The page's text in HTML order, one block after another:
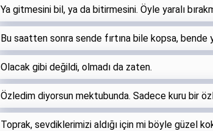
Ya gitmesini bil, ya da bitirmesini. Öyle yaralı
Bu saatten sonra sende fırtına bile kopsa, bende
Olacak gibi değildi, olmadı da zaten.
Özledim diyorsun mektubunda. Sadece kuru bir
Toprak, sevdiklerimizi aldığı için mi böyle güzel